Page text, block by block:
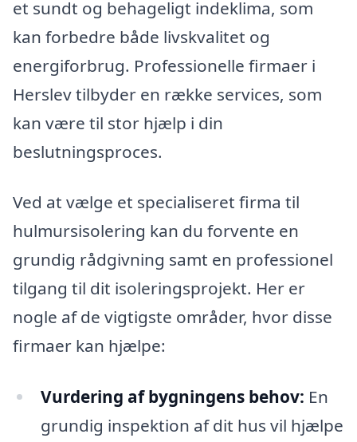
et sundt og behageligt indeklima, som
kan forbedre både livskvalitet og
energiforbrug. Professionelle firmaer i
Herslev tilbyder en række services, som
kan være til stor hjælp i din
beslutningsproces.
Ved at vælge et specialiseret firma til
hulmursisolering kan du forvente en
grundig rådgivning samt en professionel
tilgang til dit isoleringsprojekt. Her er
nogle af de vigtigste områder, hvor disse
firmaer kan hjælpe:
Vurdering af bygningens behov: En
grundig inspektion af dit hus vil hjælpe